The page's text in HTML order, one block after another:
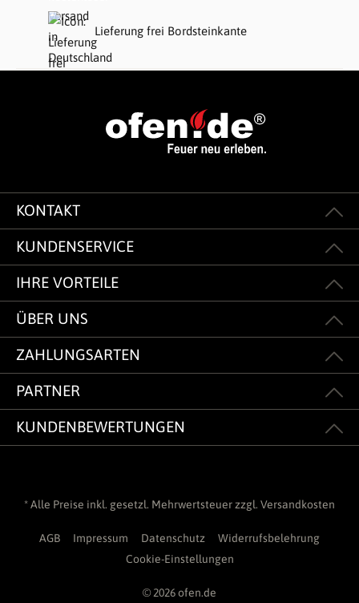
Lieferung frei Bordsteinkante
KONTAKT
KUNDENSERVICE
IHRE VORTEILE
ÜBER UNS
ZAHLUNGSARTEN
PARTNER
KUNDENBEWERTUNGEN
* Alle Preise inkl. gesetzl. Mehrwertsteuer zzgl. Versandkosten
AGB Impressum Datenschutz
Widerrufsbelehrung
Cookie-Einstellungen
© 2026 ofen.de